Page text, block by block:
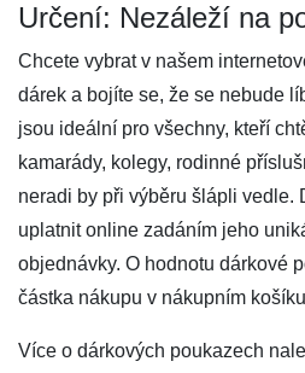
Určení: Nezáleží na
Chcete vybrat v našem
dárek a bojíte se, že se nebude
jsou ideální pro všechny, kteří
kamarády, kolegy, rodinné
neradi by při výběru šlápli vedle.
uplatnit online zadáním jeho
objednávky. O hodnotu dárkové
částka nákupu v nákupním
Více o dárkových poukazech